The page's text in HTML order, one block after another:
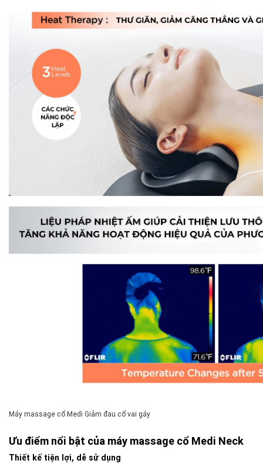
Máy massage cổ Medi Giảm đau cổ vai gáy
Ưu điểm nổi bật của máy massage cổ Medi Neck
Thiết kế tiện lợi, dễ sử dụng